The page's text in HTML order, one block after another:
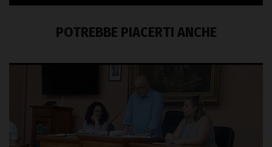
POTREBBE PIACERTI ANCHE